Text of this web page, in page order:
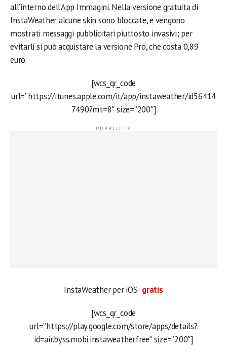
all’interno dell’App Immagini. Nella versione gratuita di
InstaWeather alcune skin sono bloccate, e vengono
mostrati messaggi pubblicitari piuttosto invasivi; per
evitarli si può acquistare la versione Pro, che costa 0,89
euro.
[wcs_qr_code
url=”https://itunes.apple.com/it/app/instaweather/id56414
7490?mt=8″ size=”200″]
InstaWeather per iOS-gratis
[wcs_qr_code
url=”https://play.google.com/store/apps/details?
id=air.byss.mobi.instaweatherfree” size=”200″]